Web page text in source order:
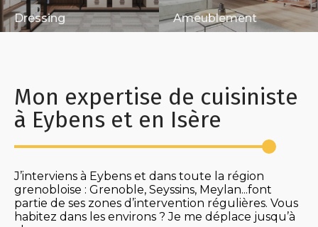
Dressing Ameublement
Mon expertise de cuisiniste
à Eybens et en Isère
J’interviens à Eybens et dans toute la région
grenobloise : Grenoble, Seyssins, Meylan...font
partie de ses zones d’intervention régulières. Vous
habitez dans les environs ? Je me déplace jusqu’à